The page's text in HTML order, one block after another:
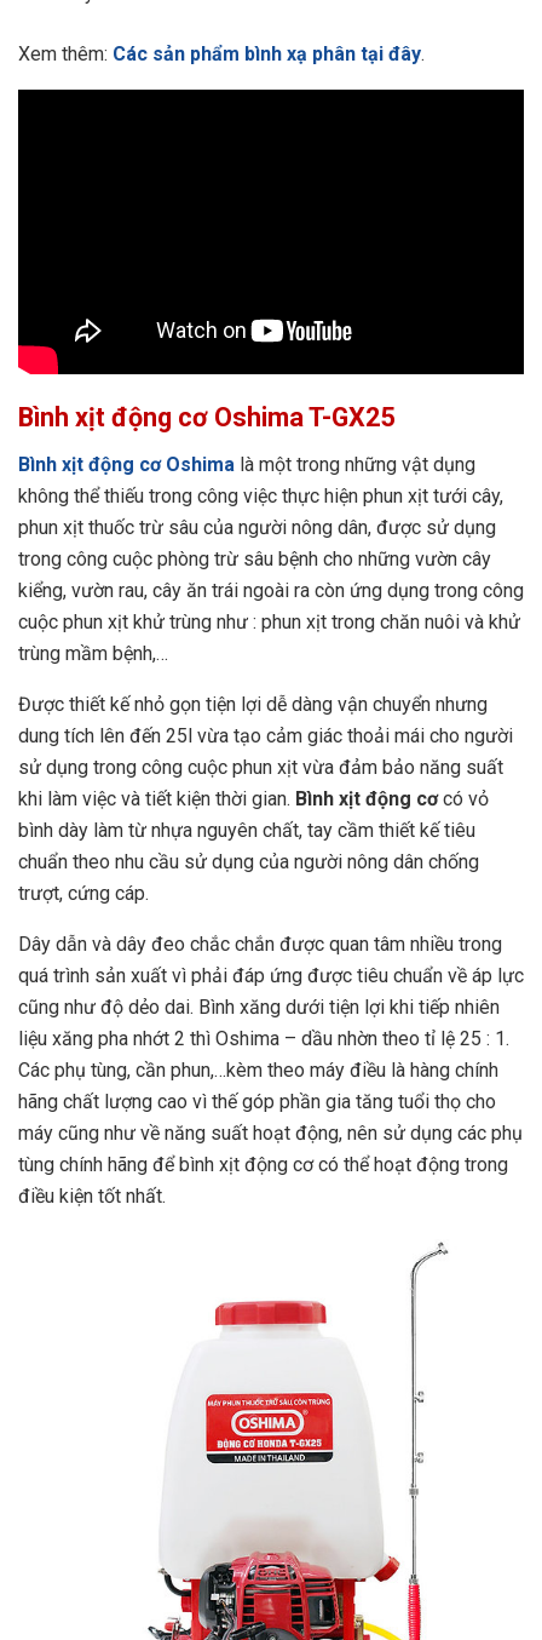
Xem thêm: Các sản phẩm bình xạ phân tại đây.
Bình xịt động cơ Oshima T-GX25
Bình xịt động cơ Oshima là một trong những vật dụng
không thể thiếu trong công việc thực hiện phun xịt tưới cây,
phun xịt thuốc trừ sâu của người nông dân, được sử dụng
trong công cuộc phòng trừ sâu bệnh cho những vườn cây
kiểng, vườn rau, cây ăn trái ngoài ra còn ứng dụng trong công
cuộc phun xịt khử trùng như : phun xịt trong chăn nuôi và khử
trùng mầm bệnh,…
Được thiết kế nhỏ gọn tiện lợi dễ dàng vận chuyển nhưng
dung tích lên đến 25l vừa tạo cảm giác thoải mái cho người
sử dụng trong công cuộc phun xịt vừa đảm bảo năng suất
khi làm việc và tiết kiện thời gian. Bình xịt động cơcó vỏ
bình dày làm từ nhựa nguyên chất, tay cầm thiết kế tiêu
chuẩn theo nhu cầu sử dụng của người nông dân chống
trượt, cứng cáp.
Dây dẫn và dây đeo chắc chắn được quan tâm nhiều trong
quá trình sản xuất vì phải đáp ứng được tiêu chuẩn về áp lực
cũng như độ dẻo dai. Bình xăng dưới tiện lợi khi tiếp nhiên
liệu xăng pha nhớt 2 thì Oshima – dầu nhờn theo tỉ lệ 25 : 1.
Các phụ tùng, cần phun,…kèm theo máy điều là hàng chính
hãng chất lượng cao vì thế góp phần gia tăng tuổi thọ cho
máy cũng như về năng suất hoạt động, nên sử dụng các phụ
tùng chính hãng để bình xịt động cơ có thể hoạt động trong
điều kiện tốt nhất.